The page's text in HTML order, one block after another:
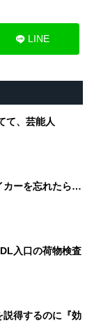
LINE
て、芸能人
カーを忘れたら…
入口の荷物検査
説得するのに『効